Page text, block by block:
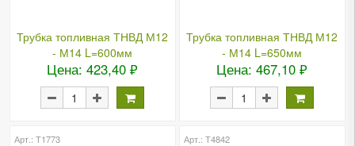
Трубка топливная ТНВД М12
- М14 L=600мм
Цена: 423,40 ₽
Трубка топливная ТНВД М12
- М14 L=650мм
Цена: 467,10 ₽
Арт.: Т1773 Арт.: Т4842